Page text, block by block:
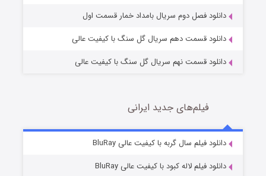
قسمت7 (زیرنویس) منتشر شد
دانلود فصل دوم سریال بامداد خمار قسمت اول
دانلود قسمت دهم سریال گل سنگ با کیفیت عالی
دانلود قسمت نهم سریال گل سنگ با کیفیت عالی
فیلم‌های جدید ایرانی
دانلود فیلم سال گربه با کیفیت عالی BluRay
دانلود فیلم لاله کبود با کیفیت عالی BluRay